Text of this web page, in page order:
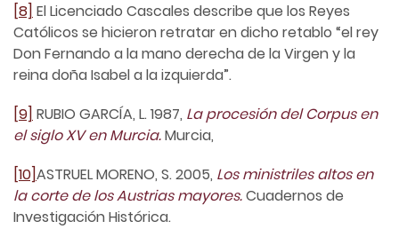
[8] El Licenciado Cascales describe que los Reyes
Católicos se hicieron retratar en dicho retablo “el rey
Don Fernando a la mano derecha de la Virgen y la
reina doña Isabel a la izquierda”.
[9] RUBIO GARCÍA, L. 1987, La procesión del Corpus en
el siglo XV en Murcia.Murcia,
[10]ASTRUEL MORENO, S. 2005, Los ministriles altos en
la corte de los Austrias mayores.Cuadernos de
Investigación Histórica.